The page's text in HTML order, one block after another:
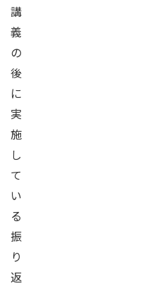
講
義
の
後
に
実
施
し
て
い
る
振
り
返